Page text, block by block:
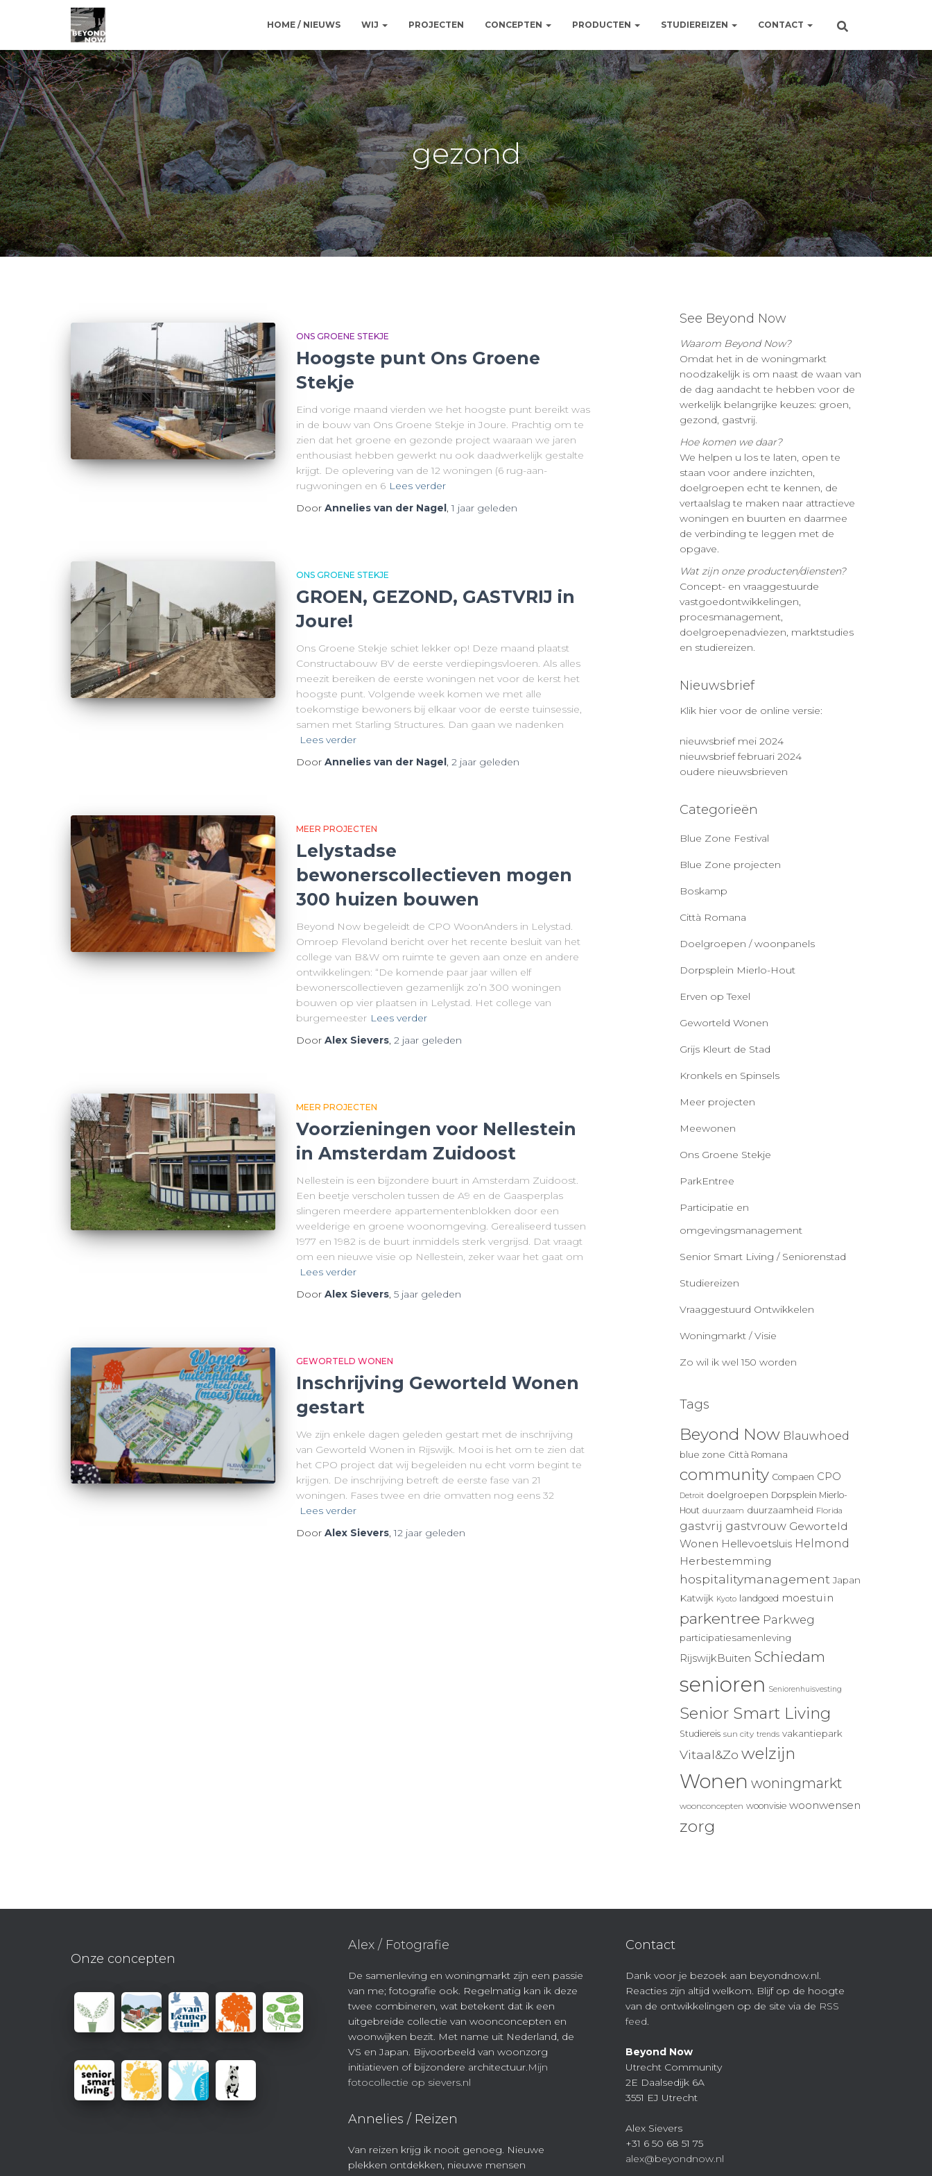
HOME / NIEUWS WIJ PROJECTEN CONCEPTEN PRODUCTEN STUDIEREIZEN CONTACT
gezond
ONS GROENE STEKJE
Hoogste punt Ons Groene
Stekje
Eind vorige maand vierden we het hoogste punt bereikt was
in de bouw van Ons Groene Stekje in Joure. Prachtig om te
zien dat het groene en gezonde project waaraan we jaren
enthousiast hebben gewerkt nu ook daadwerkelijk gestalte
krijgt. De oplevering van de 12 woningen (6 rug-aan-
rugwoningen en 6 Lees verder
Door Annelies van der Nagel,1 jaar geleden
ONS GROENE STEKJE
GROEN, GEZOND, GASTVRIJ in
Joure!
Ons Groene Stekje schiet lekker op! Deze maand plaatst
Constructabouw BV de eerste verdiepingsvloeren. Als alles
meezit bereiken de eerste woningen net voor de kerst het
hoogste punt. Volgende week komen we met alle
toekomstige bewoners bij elkaar voor de eerste tuinsessie,
samen met Starling Structures. Dan gaan we nadenken
Lees verder
Door Annelies van der Nagel, 2 jaar geleden
MEER PROJECTEN
Lelystadse
bewonerscollectieven mogen
300 huizen bouwen
Beyond Now begeleidt de CPO WoonAnders in Lelystad.
Omroep Flevoland bericht over het recente besluit van het
college van B&W om ruimte te geven aan onze en andere
ontwikkelingen: “De komende paar jaar willen elf
bewonerscollectieven gezamenlijk zo’n 300 woningen
bouwen op vier plaatsen in Lelystad. Het college van
burgemeester Lees verder
Door Alex Sievers, 2 jaar geleden
MEER PROJECTEN
Voorzieningen voor Nellestein
in Amsterdam Zuidoost
Nellestein is een bijzondere buurt in Amsterdam Zuidoost.
Een beetje verscholen tussen de A9 en de Gaasperplas
slingeren meerdere appartementenblokken door een
weelderige en groene woonomgeving. Gerealiseerd tussen
1977 en 1982 is de buurt inmiddels sterk vergrijsd. Dat vraagt
om een nieuwe visie op Nellestein, zeker waar het gaat om
Lees verder
Door Alex Sievers, 5 jaar geleden
GEWORTELD WONEN
Inschrijving Geworteld Wonen
gestart
We zijn enkele dagen geleden gestart met de inschrijving
van Geworteld Wonen in Rijswijk. Mooi is het om te zien dat
het CPO project dat wij begeleiden nu echt vorm begint te
krijgen. De inschrijving betreft de eerste fase van 21
woningen. Fases twee en drie omvatten nog eens 32
Lees verder
Door Alex Sievers,12 jaar geleden
See Beyond Now
Waarom Beyond Now?
Omdat het in de woningmarkt
noodzakelijk is om naast de waan van
de dag aandacht te hebben voor de
werkelijk belangrijke keuzes: groen,
gezond, gastvrij.
Hoe komen we daar?
We helpen u los te laten, open te
staan voor andere inzichten,
doelgroepen echt te kennen, de
vertaalslag te maken naar attractieve
woningen en buurten en daarmee
de verbinding te leggen met de
opgave.
Wat zijn onze producten/diensten?
Concept- en vraaggestuurde
vastgoedontwikkelingen,
procesmanagement,
doelgroepenadviezen, marktstudies
en studiereizen.
Nieuwsbrief
Klik hier voor de online versie:
nieuwsbrief mei 2024
nieuwsbrief februari 2024
oudere nieuwsbrieven
Categorieën
Blue Zone Festival
Blue Zone projecten
Boskamp
Città Romana
Doelgroepen / woonpanels
Dorpsplein Mierlo-Hout
Erven op Texel
Geworteld Wonen
Grijs Kleurt de Stad
Kronkels en Spinsels
Meer projecten
Meewonen
Ons Groene Stekje
ParkEntree
Participatie en
omgevingsmanagement
Senior Smart Living / Seniorenstad
Studiereizen
Vraaggestuurd Ontwikkelen
Woningmarkt / Visie
Zo wil ik wel 150 worden
Tags
Beyond Now Blauwhoed
blue zone Città Romana
community Compaen CPO
Detroit doelgroepen Dorpsplein Mierlo-
Hout duurzaam duurzaamheid Florida
gastvrij gastvrouw Geworteld
Wonen Hellevoetsluis Helmond
Herbestemming
hospitalitymanagement Japan
Katwijk Kyoto landgoed moestuin
parkentree Parkweg
participatiesamenleving
RijswijkBuiten Schiedam
senioren Seniorenhuisvesting
Senior Smart Living
Studiereis sun city trends vakantiepark
Vitaal&Zo welzijn
Wonen woningmarkt
woonconcepten woonvisie woonwensen
zorg
Onze concepten
Alex / Fotografie
De samenleving en woningmarkt zijn een passie
van me; fotografie ook. Regelmatig kan ik deze
twee combineren, wat betekent dat ik een
uitgebreide collectie van woonconcepten en
woonwijken bezit. Met name uit Nederland, de
VS en Japan. Bijvoorbeeld van woonzorg
initiatieven of bijzondere architectuur.Mijn
fotocollectie op sievers.nl
Annelies / Reizen
Van reizen krijg ik nooit genoeg. Nieuwe
plekken ontdekken, nieuwe mensen
Contact
Dank voor je bezoek aan beyondnow.nl.
Reacties zijn altijd welkom. Blijf op de hoogte
van de ontwikkelingen op de site via de RSS
feed.
Beyond Now
Utrecht Community
2E Daalsedijk 6A
3551 EJ Utrecht
Alex Sievers
+31 6 50 68 51 75
alex@beyondnow.nl